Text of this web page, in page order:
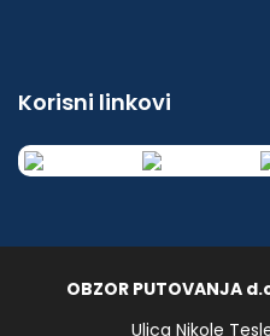
Korisni linkovi
OBZOR PUTOVANJA
Ulica Nikole